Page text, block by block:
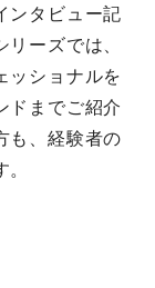
ンタビュー記
ーズでは、
ッショナルを
ドまでご紹介
も、経験者の